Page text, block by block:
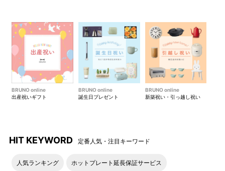
BRUNO online
出産祝いギフト
BRUNO online
誕生日プレゼント
BRUNO online
新築祝い・引っ越し祝い
HIT KEYWORD 定番人気・注目キーワード
人気ランキング ホットプレート延長保証サービス